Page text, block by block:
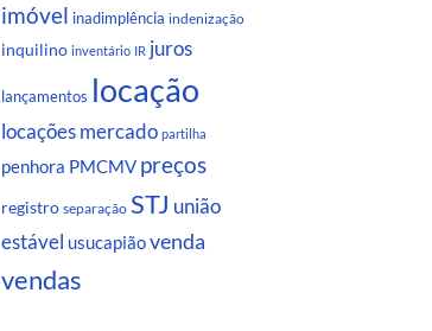
imóvel inadimplência indenização
inquilino inventário IR juros
lançamentos locação
locações mercado partilha
penhora PMCMV preços
registro separação STJ união
estável usucapiãovenda
vendas